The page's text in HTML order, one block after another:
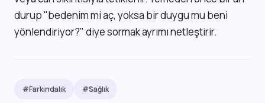
durup "bedenim mi aç, yoksa bir duygu mu beni
yönlendiriyor?" diye sormak ayrımı netleştirir.
#Farkındalık #Sağlık